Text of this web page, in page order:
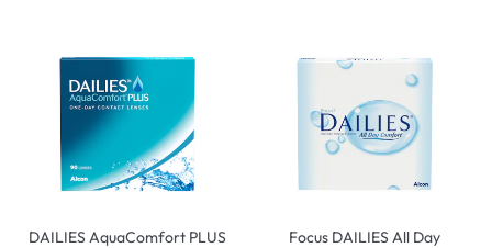
DAILIES AquaComfort PLUS
Focus DAILIES All Day